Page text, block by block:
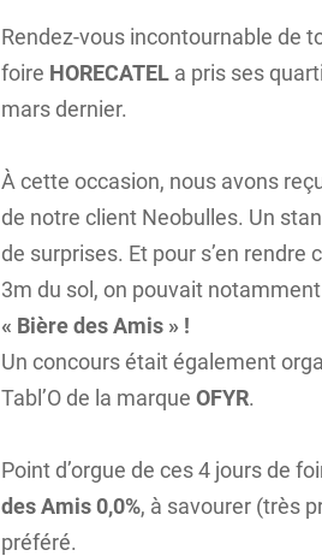
Rendez-vous incontournable de
foire HORECATEL a pris ses
mars dernier.
À cette occasion, nous avons
de notre client Neobulles. Un
de surprises. Et pour s’en
3m du sol, on pouvait
« Bière des Amis » !
Un concours était également
Tabl’O de la marque OFYR.
Point d’orgue de ces 4 jours de
des Amis 0,0%, à savourer (très
préféré.